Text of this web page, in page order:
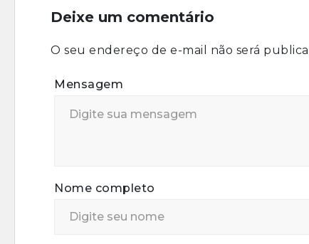
Deixe um comentário
O seu endereço de e-mail não será
Mensagem
Nome completo